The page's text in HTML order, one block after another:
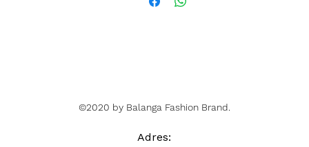
©2020 by Balanga Fashion Brand.
Adres: